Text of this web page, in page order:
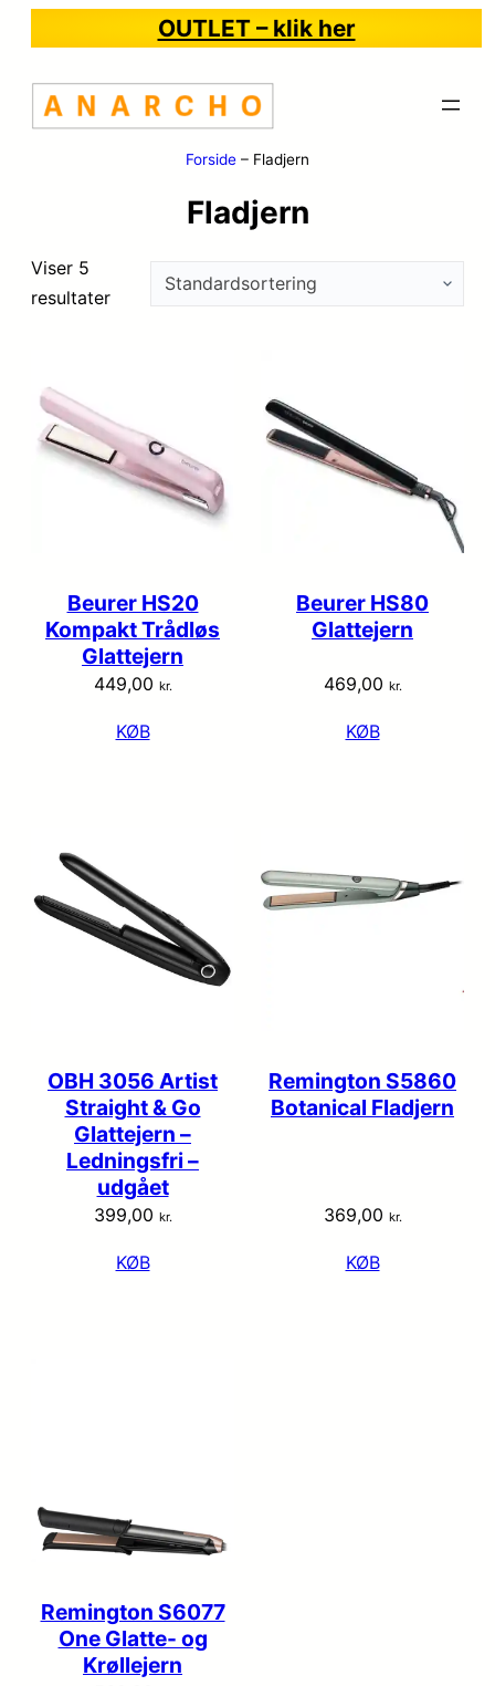
OUTLET – klik her
Forside – Fladjern
Fladjern
Viser 5
resultater
Beurer HS20
Kompakt Trådløs
Glattejern
449,00 kr.
KØB
Beurer HS80
Glattejern
469,00 kr.
KØB
OBH 3056 Artist
Straight & Go
Glattejern –
Ledningsfri –
udgået
399,00 kr.
KØB
Remington S5860
Botanical Fladjern
369,00 kr.
KØB
Remington S6077
One Glatte- og
Krøllejern